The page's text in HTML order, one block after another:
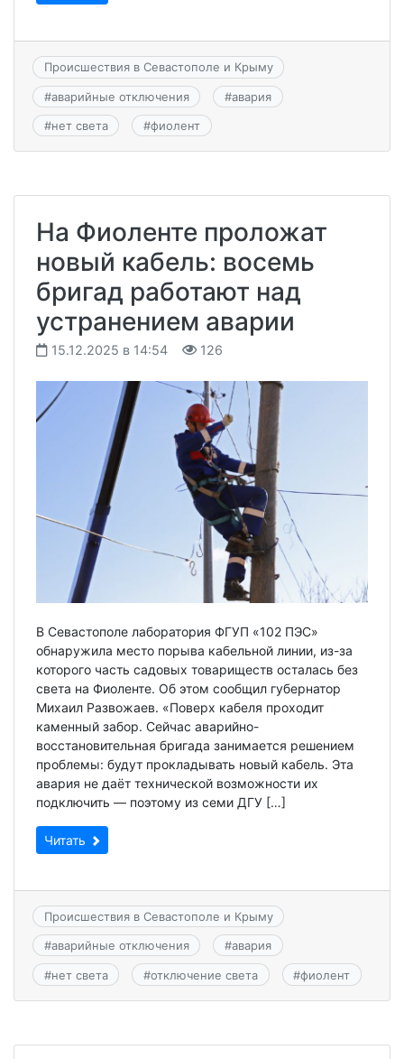
Происшествия в Севастополе и Крыму
#аварийные отключения #авария
#нет света #фиолент
На Фиоленте проложат
новый кабель: восемь
бригад работают над
устранением аварии
15.12.2025 в 14:54 126
В Севастополе лаборатория ФГУП «102 ПЭС»
обнаружила место порыва кабельной линии, из-за
которого часть садовых товариществ осталась без
света на Фиоленте. Об этом сообщил губернатор
Михаил Развожаев. «Поверх кабеля проходит
каменный забор. Сейчас аварийно-
восстановительная бригада занимается решением
проблемы: будут прокладывать новый кабель. Эта
авария не даёт технической возможности их
подключить — поэтому из семи ДГУ […]
Читать
Происшествия в Севастополе и Крыму
#аварийные отключения #авария
#нет света #отключение света #фиолент